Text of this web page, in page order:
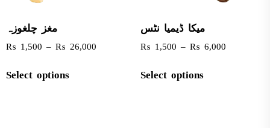
مغز چلغوزہ
₨ 1,500 – ₨ 26,000
Select options
میکا ڈیمیا نٹس
₨ 1,500 – ₨ 6,000
Select options